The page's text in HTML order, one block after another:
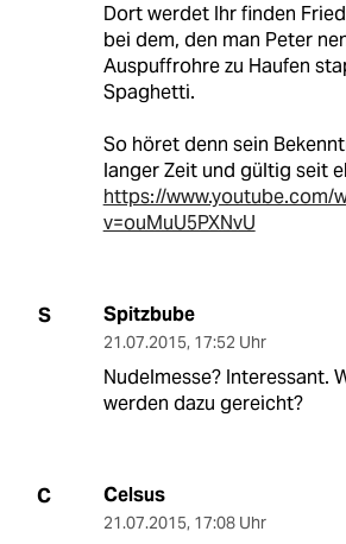
Dort werdet Ihr finden
bei dem, den man Peter
Auspuffrohre zu Haufen
Spaghetti.
So höret denn sein
langer Zeit und gültig seit
https://www.youtube.com/
v=ouMuU5PXNvU
S Spitzbube
21.07.2015, 17:52 Uhr
Nudelmesse? Interessant.
werden dazu gereicht?
C Celsus
21.07.2015, 17:08 Uhr